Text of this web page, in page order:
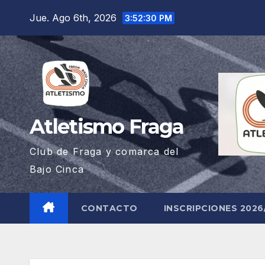
contenido
Jue. Ago 6th, 2026 3:52:31 PM
Atletismo Fraga
Club de Fraga y comarca del
Bajo Cinca
CONTACTO INSCRIPCIONES